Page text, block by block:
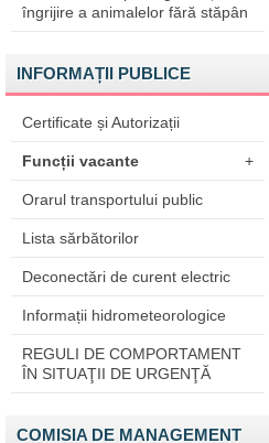
îngrijire a animalelor fără stăpân
INFORMAȚII PUBLICE
Certificate și Autorizații
Funcții vacante +
Orarul transportului public
Lista sărbătorilor
Deconectări de curent electric
Informații hidrometeorologice
REGULI DE COMPORTAMENT
ÎN SITUAŢII DE URGENŢĂ
COMISIA DE MANAGEMENT